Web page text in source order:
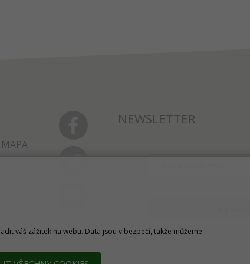
MAPA
NEWSLETTER
váš zážitek na webu. Data jsou v bezpečí, takže můžeme